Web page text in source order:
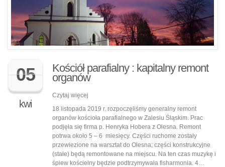
05
kwi
Kościół parafialny : kapitalny remont
organów
Czytaj więcej
18 listopada 2019 r. rozpoczęliśmy generalny remont
organów kościoła parafialnego w Zalesiu Śląskim. Prac
podjęła się firma p. Henryka Hobera z Olesna. Remont
potrwa około 5 – 6 miesięcy. Części ruchome zostały
przewiezione na warsztat do Olesna; części konstrukcyjne
(stałe) będą remontowane na miejscu. Na ten czas muzykę i
śpiew kościelny będzie podtrzymywała fisharmonia. 4…